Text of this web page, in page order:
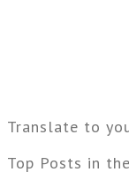
Translate to
Top Posts in